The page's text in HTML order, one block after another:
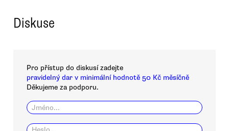
Diskuse
Pro přístup do diskusí zadejte
pravidelný dar v minimální hodnotě 50 Kč měsíčně
Děkujeme za podporu.